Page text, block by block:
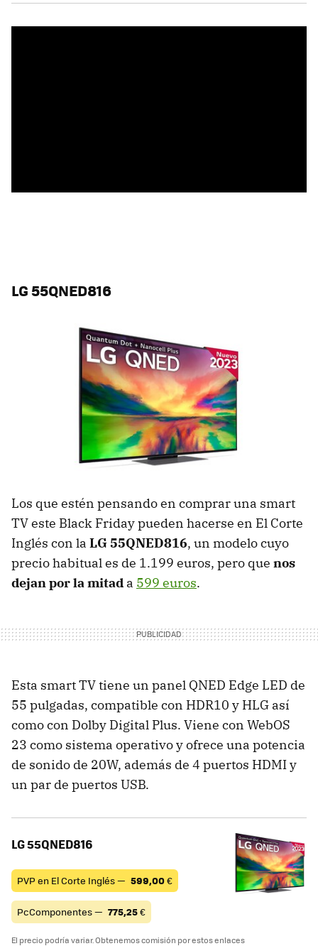
LG 55QNED816
Los que estén pensando en comprar una smart
TV este Black Friday pueden hacerse en El Corte
Inglés con la LG 55QNED816, un modelo cuyo
precio habitual es de 1.199 euros, pero que nos
dejan por la mitad a 599 euros.
Esta smart TV tiene un panel QNED Edge LED de
55 pulgadas, compatible con HDR10 y HLG así
como con Dolby Digital Plus. Viene con WebOS
23 como sistema operativo y ofrece una potencia
de sonido de 20W, además de 4 puertos HDMI y
un par de puertos USB.
LG 55QNED816
PVP en El Corte Inglés — 599,00€
PcComponentes — 775,25€
El precio podría variar. Obtenemos comisión por estos enlaces